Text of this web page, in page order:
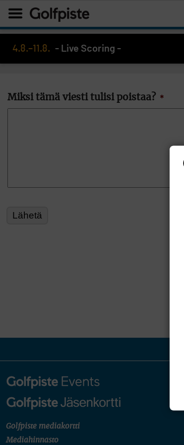
4.8.–11.8. - Live Scoring -
Miksi tämä viesti tulisi poistaa? *
Golfpiste mediakortti
Mediahinnasto